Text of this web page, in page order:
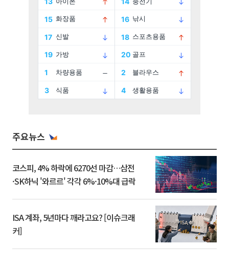
주요뉴스
코스피, 4% 하락에 6270선 마감…삼전
·SK하닉 '와르르' 각각 6%·10%대 급락
ISA 계좌, 5년마다 깨라고요? [이슈크래
커]